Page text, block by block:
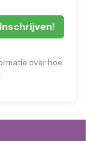
over hoe